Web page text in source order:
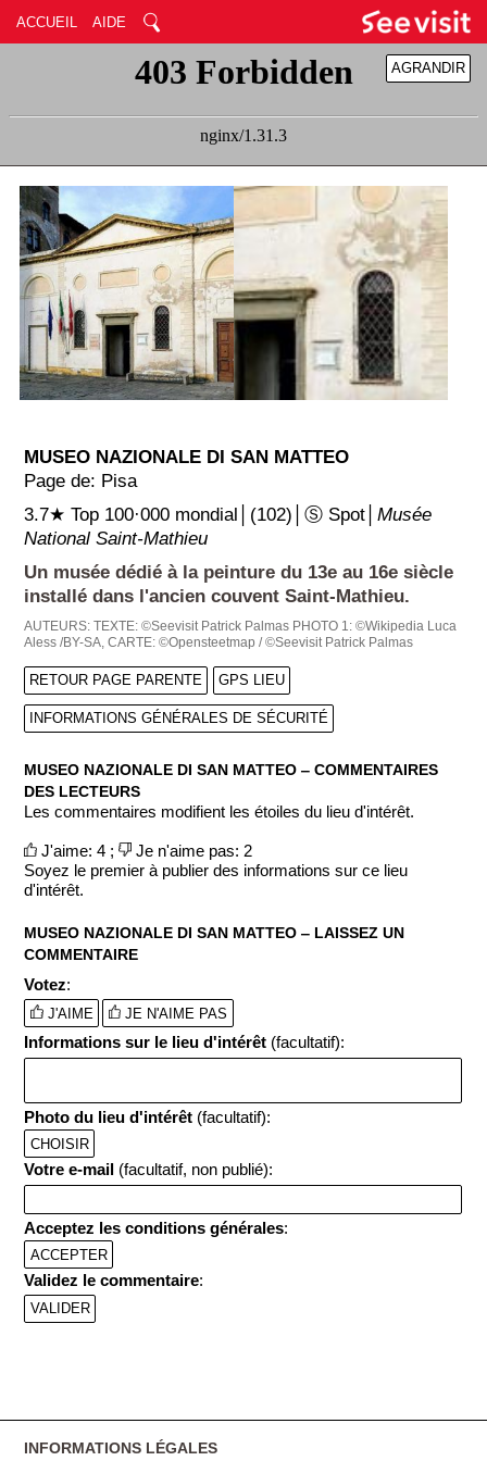
ACCUEIL AIDE
RÉDUIRE
AGRANDIR
MUSEO NAZIONALE DI SAN MATTEO
Page de: Pisa
3.7★ Top 100·000 mondial│(102)│Ⓢ Spot│Musée
National Saint-Mathieu
Un musée dédié à la peinture du 13e au 16e siècle
installé dans l'ancien couvent Saint-Mathieu.
AUTEURS:TEXTE: ©Seevisit Patrick Palmas PHOTO 1: ©Wikipedia Luca
Aless /BY-SA, CARTE: ©Opensteetmap / ©Seevisit Patrick Palmas
RETOUR PAGE PARENTE GPS LIEU
INFORMATIONS GÉNÉRALES DE SÉCURITÉ
MUSEO NAZIONALE DI SAN MATTEO ‒ COMMENTAIRES
DES LECTEURS
Les commentaires modifient les étoiles du lieu d'intérêt.
J'aime: 4 ;
Je n'aime pas: 2
Soyez le premier à publier des informations sur ce lieu
d'intérêt.
MUSEO NAZIONALE DI SAN MATTEO ‒ LAISSEZ UN
COMMENTAIRE
Votez:
J'AIME JE N'AIME PAS
Informations sur le lieu d'intérêt (facultatif):
Photo du lieu d'intérêt (facultatif):
CHOISIR
Votre e-mail (facultatif, non publié):
Acceptez les conditions générales:
ACCEPTER
Validez le commentaire:
INFORMATIONS LÉGALES